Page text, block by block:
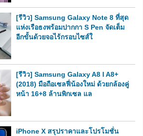
[รีวิว] Samsung Galaxy Note 8 ที่สุด
แห่งเรือธงพร้อมปากกา S Pen จัดเต็ม
อีกขั้นด้วยจอไร้กรอบไซส์ใ
[รีวิว] Samsung Galaxy A8 l A8+
(2018) มือถือเซลฟี่น้องใหม่ ด้วยกล้องคู่
หน้า 16+8 ล้านพิกเซล แล
iPhone X สรุปราคาและโปรโมชั่น